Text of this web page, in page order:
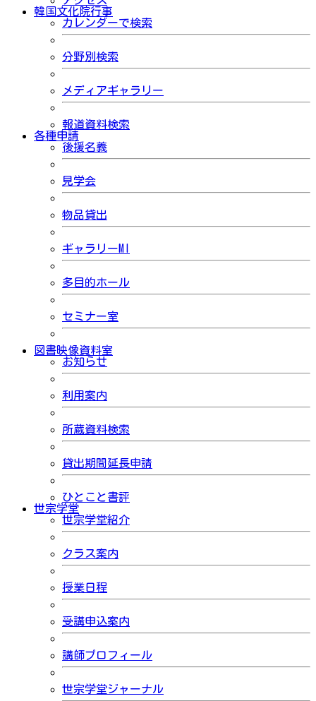
韓国文化院行事
カレンダーで検索
分野別検索
メディアギャラリー
報道資料検索
各種申請
後援名義
見学会
物品貸出
ギャラリーMI
多目的ホール
セミナー室
図書映像資料室
お知らせ
利用案内
所蔵資料検索
貸出期間延長申請
ひとこと書評
世宗学堂
世宗学堂紹介
クラス案内
授業日程
受講申込案内
講師プロフィール
世宗学堂ジャーナル